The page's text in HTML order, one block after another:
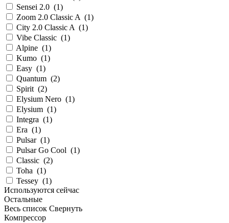
Sensei 2.0 (1)
Zoom 2.0 Classic A (1)
City 2.0 Classic A (1)
Vibe Classic (1)
Alpine (1)
Kumo (1)
Easy (1)
Quantum (2)
Spirit (2)
Elysium Nero (1)
Elysium (1)
Integra (1)
Era (1)
Pulsar (1)
Pulsar Go Cool (1)
Classic (2)
Toha (1)
Tessey (1)
Используются сейчас
Остальные
Весь список Свернуть
Компрессор